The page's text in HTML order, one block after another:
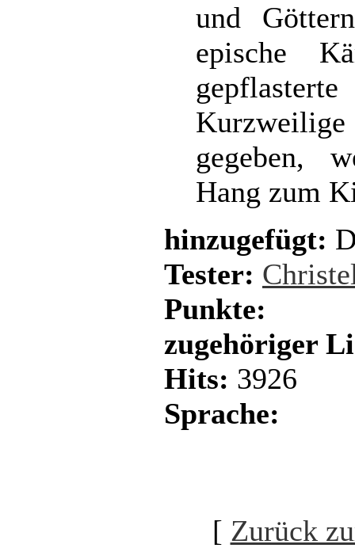
und
epische
gegeben,
Hang zum
hinzugefügt:
Tester:
Punkte:
zugehöriger
Hits: 3926
Sprache:
[ Zurück